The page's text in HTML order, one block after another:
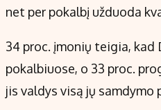
net per pokalbį užduoda
34 proc. įmonių teigia, kad
pokalbiuose, o 33 proc.
jis valdys visą jų samdymo